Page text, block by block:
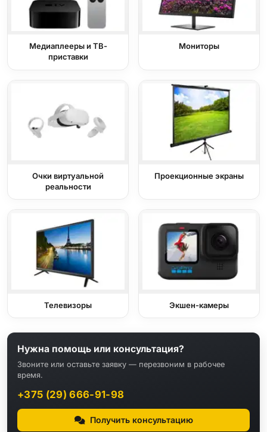
Медиаплееры и ТВ-
приставки
Мониторы
Очки виртуальной
реальности
Проекционные экраны
Телевизоры Экшен-камеры
Нужна помощь или консультация?
Звоните или оставьте заявку — перезвоним в рабочее
время.
+375 (29) 666-91-98
Получить консультацию